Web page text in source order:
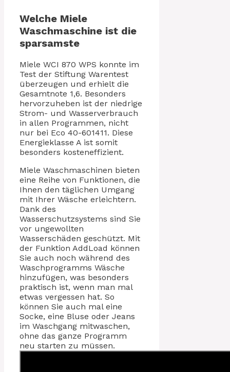
Welche Miele
Waschmaschine ist die
sparsamste
Miele WCI 870 WPS konnte im
Test der Stiftung Warentest
überzeugen und erhielt die
Gesamtnote 1,6. Besonders
hervorzuheben ist der niedrige
Strom- und Wasserverbrauch
in allen Programmen, nicht
nur bei Eco 40-601411. Diese
Energieklasse A ist somit
besonders kosteneffizient.
Miele Waschmaschinen bieten
eine Reihe von Funktionen, die
Ihnen den täglichen Umgang
mit Ihrer Wäsche erleichtern.
Dank des
Wasserschutzsystems sind Sie
vor ungewollten
Wasserschäden geschützt. Mit
der Funktion AddLoad können
Sie auch noch während des
Waschprogramms Wäsche
hinzufügen, was besonders
praktisch ist, wenn man mal
etwas vergessen hat. So
können Sie auch mal eine
Socke, eine Bluse oder Jeans
im Waschgang mitwaschen,
ohne das ganze Programm
neu starten zu müssen.